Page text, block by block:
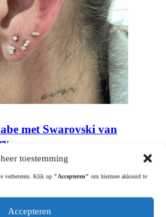
toestemming
verbeteren. Klik op "Accepteren" om hiermee akkoord te
Accepteren
met Swarovski van